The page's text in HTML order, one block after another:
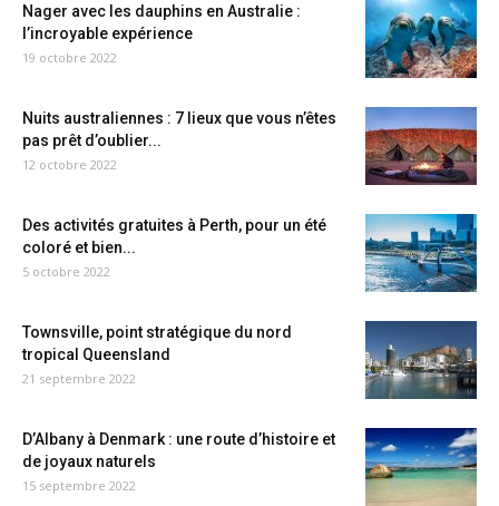
Nager avec les dauphins en Australie :
l’incroyable expérience
19 octobre 2022
Nuits australiennes : 7 lieux que vous n’êtes
pas prêt d’oublier...
12 octobre 2022
Des activités gratuites à Perth, pour un été
coloré et bien...
5 octobre 2022
Townsville, point stratégique du nord
tropical Queensland
21 septembre 2022
D’Albany à Denmark : une route d’histoire et
de joyaux naturels
15 septembre 2022